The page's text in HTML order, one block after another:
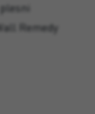
Remedy